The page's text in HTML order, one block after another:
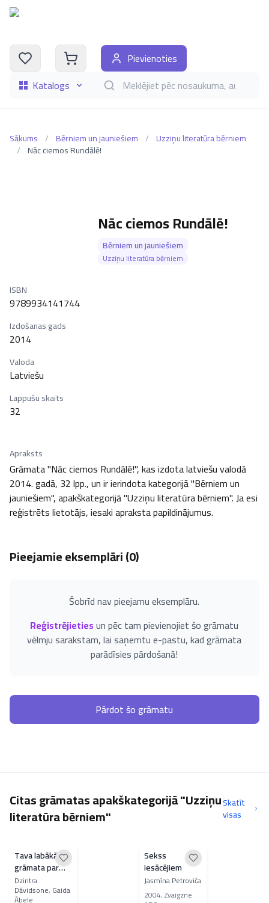
Katalogs Meklēt grāmatas pēc nosaukuma, autora,
Pievienoties
Sākums / Bērniem un jauniešiem / Uzziņu literatūra bērniem
/ Nāc ciemos Rundālē!
Nāc ciemos Rundālē!
Bērniem un jauniešiem
Uzziņu literatūra bērniem
ISBN
9789934141744
Izdošanas gads
2014
Valoda
Latviešu
Lappušu skaits
32
Apraksts
Grāmata "Nāc ciemos Rundālē!", kas izdota latviešu valodā
2014. gadā, 32 lpp., un ir ierindota kategorijā "Bērniem un
jauniešiem", apakškategorijā "Uzziņu literatūra bērniem". Ja esi
reģistrēts lietotājs, iesaki apraksta papildinājumus.
Pieejamie eksemplāri (0)
Šobrīd nav pieejamu eksemplāru.
Reģistrējietiesun pēc tam pievienojiet šo grāmatu
vēlmju sarakstam, lai saņemtu e-pastu, kad grāmata
parādīsies pārdošanā!
Pārdot šo grāmatu
Citas grāmatas apakškategorijā "Uzziņu
literatūra bērniem"
Skatīt
visas
Tava labākā
grāmata par
Latviju 1
Dzintra
Dāvidsone, Gaida
Ābele
Sekss
iesācējiem
Jasmīna Petroviča
2004,Zvaigzne